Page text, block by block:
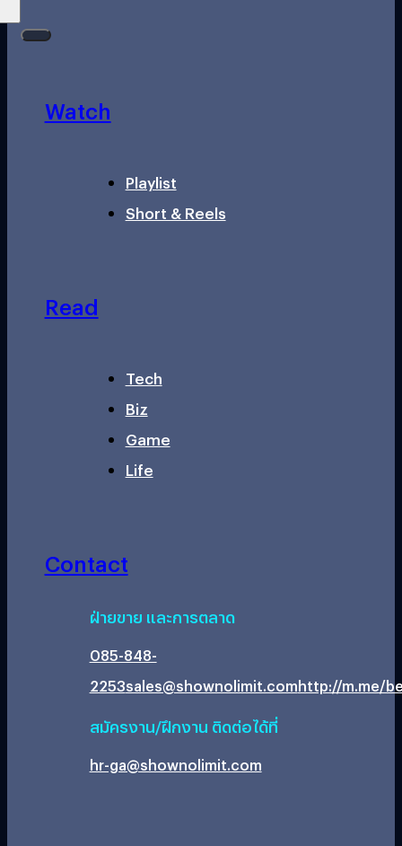
Watch
Playlist
Short & Reels
Read
Tech
Biz
Game
Life
Contact
ฝ่ายขาย และการตลาด
085-848-
2253sales@shownolimit.comhttp://m.me/
สมัครงาน/ฝึกงาน ติดต่อได้ที่
hr-ga@shownolimit.com